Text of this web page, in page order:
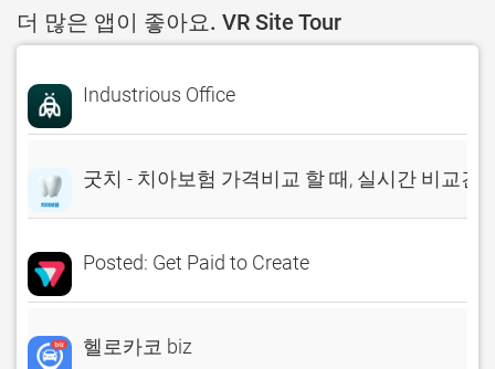
더 많은 앱이 좋아요. VR Site Tour
Industrious Office
굿치 - 치아보험 가격비교 할 때, 실시간 비교견
Posted: Get Paid to Create
헬로카코 biz